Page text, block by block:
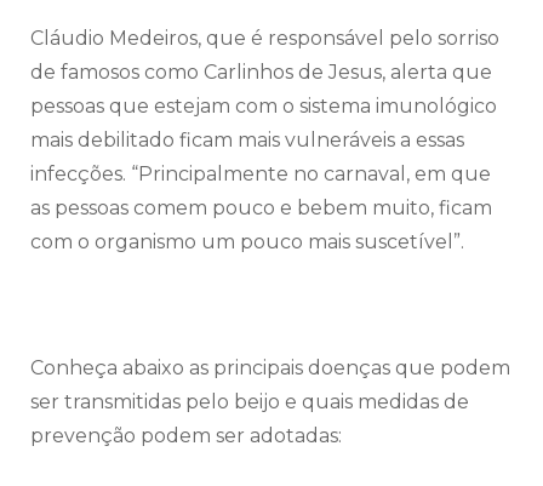
Cláudio Medeiros, que é responsável pelo sorriso
de famosos como Carlinhos de Jesus, alerta que
pessoas que estejam com o sistema imunológico
mais debilitado ficam mais vulneráveis a essas
infecções. “Principalmente no carnaval, em que
as pessoas comem pouco e bebem muito, ficam
com o organismo um pouco mais suscetível”.
Conheça abaixo as principais doenças que podem
ser transmitidas pelo beijo e quais medidas de
prevenção podem ser adotadas: